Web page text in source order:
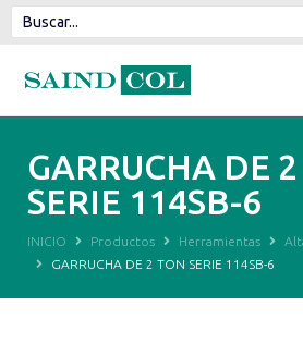
GARRUCHA DE
SERIE 114SB-6
INICIO Productos Herramientas
GARRUCHA DE 2 TON SERIE 114SB-6